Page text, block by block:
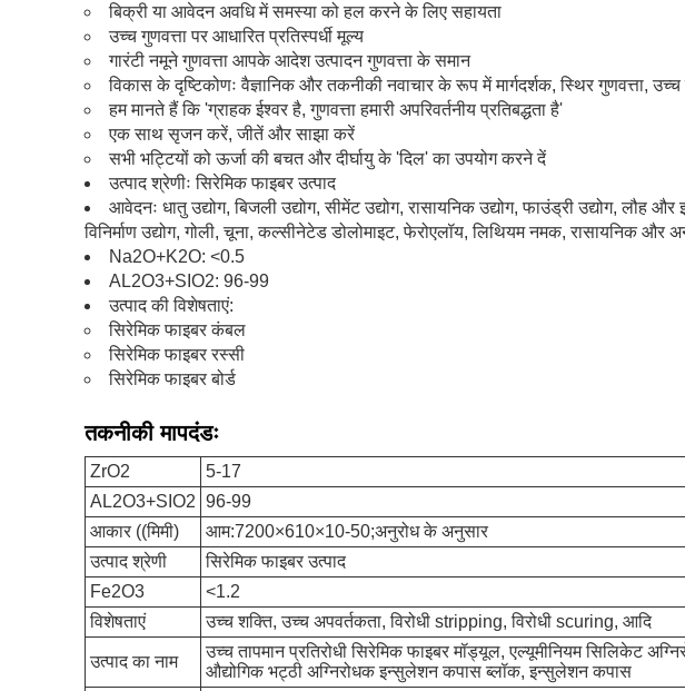
बिक्री या आवेदन अवधि में समस्या को हल करने के लिए सहायता
उच्च गुणवत्ता पर आधारित प्रतिस्पर्धी मूल्य
गारंटी नमूने गुणवत्ता आपके आदेश उत्पादन गुणवत्ता के समान
विकास के दृष्टिकोणः वैज्ञानिक और तकनीकी नवाचार के रूप में मार्गदर्शक, स्थिर गुणवत्ता,
हम मानते हैं कि 'ग्राहक ईश्वर है, गुणवत्ता हमारी अपरिवर्तनीय प्रतिबद्धता है'
एक साथ सृजन करें, जीतें और साझा करें
सभी भट्टियों को ऊर्जा की बचत और दीर्घायु के 'दिल' का उपयोग करने दें
उत्पाद श्रेणीः सिरेमिक फाइबर उत्पाद
आवेदनः धातु उद्योग, बिजली उद्योग, सीमेंट उद्योग, रासायनिक उद्योग, फाउंड्री उद्योग, लौह और
विनिर्माण उद्योग, गोली, चूना, कल्सीनेटेड डोलोमाइट, फेरोएलॉय, लिथियम नमक, रासायनिक और
Na2O+K2O: <0.5
AL2O3+SIO2: 96-99
उत्पाद की विशेषताएं:
सिरेमिक फाइबर कंबल
सिरेमिक फाइबर रस्सी
सिरेमिक फाइबर बोर्ड
तकनीकी मापदंडः
ZrO2
5-17
AL2O3+SIO2 96-99
आकार ((मिमी)
आम:7200×610×10-50;अनुरोध के अनुसार
उत्पाद श्रेणी
सिरेमिक फाइबर उत्पाद
Fe2O3
<1.2
विशेषताएं
उच्च शक्ति, उच्च अपवर्तकता, विरोधी stripping, विरोधी scuring, आदि
उत्पाद का नाम
उच्च तापमान प्रतिरोधी सिरेमिक फाइबर मॉड्यूल, एल्यूमीनियम सिलिकेट
औद्योगिक भट्ठी अग्निरोधक इन्सुलेशन कपास ब्लॉक, इन्सुलेशन कपास